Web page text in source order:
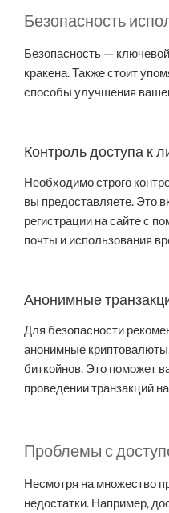
Безопасность
Безопасность —
кракена. Также стоит
способы улучшения
Контроль доступа к
Необходимо строго
вы предоставляете. Это
регистрации на сайте с
почты и использования
Анонимные
Для безопасности
анонимные
биткойнов. Это поможет
проведении транзакций
Проблемы с
Несмотря на множество
недостатки. Например,